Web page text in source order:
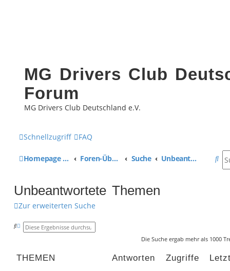
MG Drivers Club
Forum
MG Drivers Club Deutschland e.V.
Schnellzugriff FAQ
Homepage MG Drivers Club Deutschland Foren-Übersicht Suche Unbeantwortete Themen
S
Unbeantwortete Themen
Zur erweiterten Suche
S
ei
Die Suche ergab mehr als 1000
THEMEN Antworten Zugriffe